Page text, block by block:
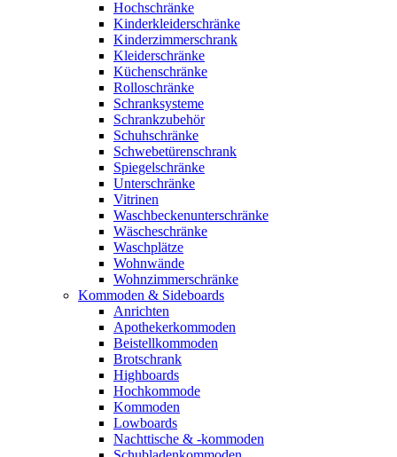
Hochschränke
Kinderkleiderschränke
Kinderzimmerschrank
Kleiderschränke
Küchenschränke
Rolloschränke
Schranksysteme
Schrankzubehör
Schuhschränke
Schwebetürenschrank
Spiegelschränke
Unterschränke
Vitrinen
Waschbeckenunterschränke
Wäscheschränke
Waschplätze
Wohnwände
Wohnzimmerschränke
Kommoden & Sideboards
Anrichten
Apothekerkommoden
Beistellkommoden
Brotschrank
Highboards
Hochkommode
Kommoden
Lowboards
Nachttische & -kommoden